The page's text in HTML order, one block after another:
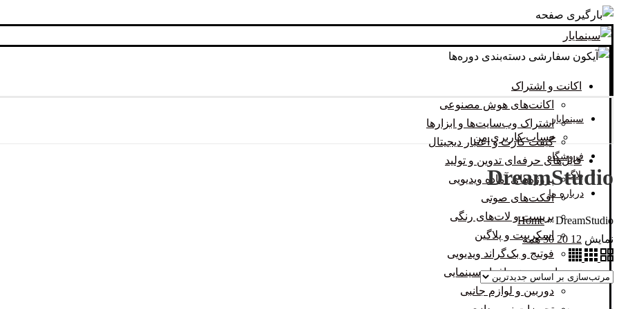
دسته‌بندی دوره‌ها
اکانت و اشتراک
اکانت‌های هوش مصنوعی
اشتراک وب‌سایت‌ها و ابزارها
گیفت کارت و اعتبار دیجیتال
فایل‌های حرفه‌ای تدوین و تولید
پروژه‌های آماده ویدیویی
افکت‌های صوتی
پریست و لات‌های رنگی
اسکریپت و پلاگین
فوتیج و بک‌گراند ویدیویی
تجهیزات و سخت‌افزار سینمایی
دوربین و لوازم جانبی
سینمایار
حساب کاربری من
فروشگاه
بلاگ
درباره ما
DreamStudio
Home»DreamStudio
نمایش 12
20
30 همه